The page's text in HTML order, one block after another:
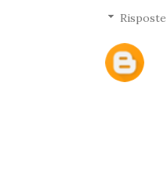
Risposte